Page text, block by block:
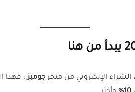
الإلكتروني من متجرجوميز، فهذا